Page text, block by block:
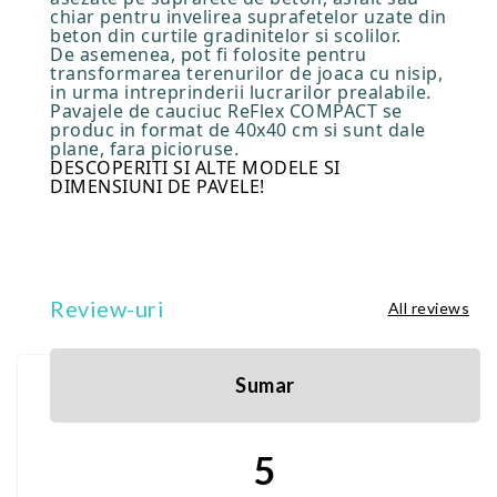
chiar pentru invelirea suprafetelor uzate din
beton din curtile gradinitelor si scolilor.
De asemenea, pot fi folosite pentru
transformarea terenurilor de joaca cu nisip,
in urma intreprinderii lucrarilor prealabile.
Pavajele de cauciuc ReFlex COMPACT se
produc in format de 40x40 cm si sunt dale
plane, fara picioruse.
DESCOPERITI SI ALTE MODELE SI
DIMENSIUNI DE PAVELE!
Review-uri All reviews
Sumar
5